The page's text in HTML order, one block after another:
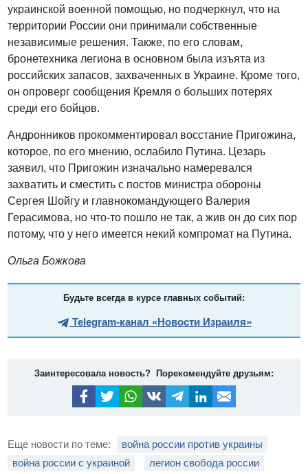
украинской военной помощью, но подчеркнул, что на
территории России они принимали собственные
независимые решения. Также, по его словам,
бронетехника легиона в основном была изъята из
российских запасов, захваченных в Украине. Кроме того,
он опроверг сообщения Кремля о больших потерях
среди его бойцов.
Андронников прокомментировал восстание Пригожина,
которое, по его мнению, ослабило Путина. Цезарь
заявил, что Пригожин изначально намеревался
захватить и сместить с постов министра обороны
Сергея Шойгу и главнокомандующего Валерия
Герасимова, но что-то пошло не так, а жив он до сих пор
потому, что у него имеется некий компромат на Путина.
Ольга Божкова
Будьте всегда в курсе главных событий:
Telegram-канал «Новости Израиля»
Заинтересовала новость? Порекомендуйте друзьям:
Еще новости по теме:
война россии против украины
война россии с украиной
легион свобода россии